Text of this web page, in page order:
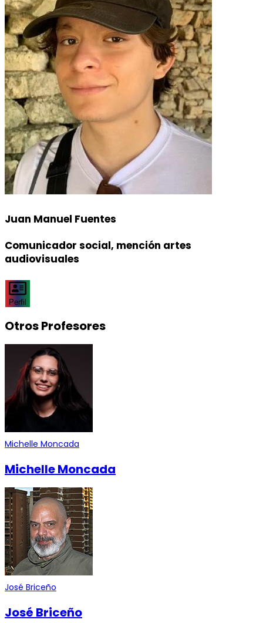
Juan Manuel Fuentes
Comunicador social, mención artes
audiovisuales
Perfil
Otros Profesores
Michelle Moncada
Michelle Moncada
José Briceño
José Briceño